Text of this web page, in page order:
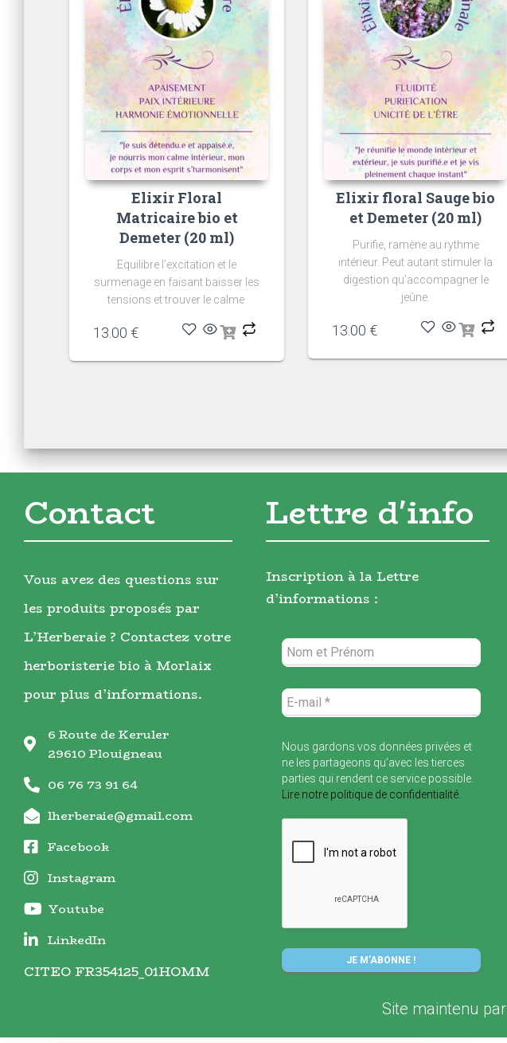
Elixir Floral
Matricaire bio et
Demeter (20 ml)
Equilibre l’excitation et le
surmenage en faisant baisser les
tensions et trouver le calme
13.00 €
Elixir floral Sauge bio
et Demeter (20 ml)
Purifie, ramène au rythme
intérieur. Peut autant stimuler la
digestion qu’accompagner le
jeûne.
13.00 €
Contact
Vous avez des questions sur
les produits proposés par
L’Herberaie ? Contactez votre
herboristerie bio à Morlaix
pour plus d’informations.
6 Route de Keruler
29610 Plouigneau
06 76 73 91 64
lherberaie@gmail.com
Facebook
Instagram
Youtube
LinkedIn
CITEO FR354125_01HOMM
Lettre d'info
Inscription à la Lettre
d’informations :
Nous gardons vos données privées et
ne les partageons qu’avec les tierces
parties qui rendent ce service possible.
Lire notre politique de confidentialité.
Site maintenu par